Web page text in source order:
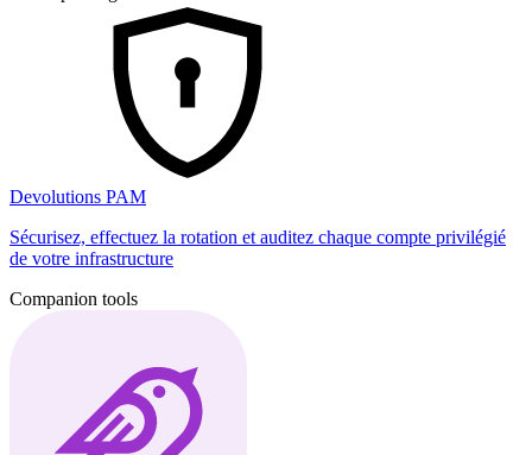
Devolutions PAM
Sécurisez, effectuez la rotation et auditez chaque compte privilégié
de votre infrastructure
Companion tools